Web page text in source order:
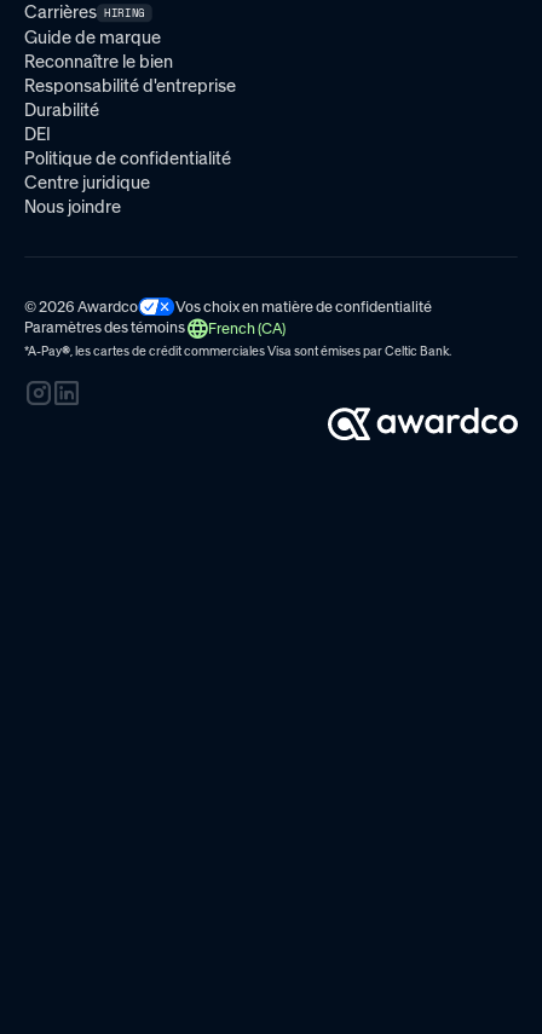
Carrières HIRING
Guide de marque
Reconnaître le bien
Responsabilité d'entreprise
Durabilité
DEI
Politique de confidentialité
Centre juridique
Nous joindre
© 2026 Awardco
Vos choix en matière de confidentialité
Paramètres des témoins
French (CA)
*A-Pay®, les cartes de crédit commerciales Visa sont émises parCeltic Bank.